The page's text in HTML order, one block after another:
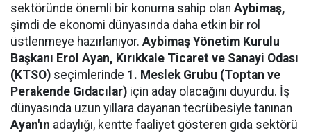
sektöründe önemli bir konuma sahip olan Aybimaş,
şimdi de ekonomi dünyasında daha etkin bir rol
üstlenmeye hazırlanıyor. Aybimaş Yönetim Kurulu
Başkanı Erol Ayan, Kırıkkale Ticaret ve Sanayi Odası
(KTSO) seçimlerinde 1. Meslek Grubu (Toptan ve
Perakende Gıdacılar) için aday olacağını duyurdu. İş
dünyasında uzun yıllara dayanan tecrübesiyle tanınan
Ayan'ın adaylığı, kentte faaliyet gösteren gıda sektörü